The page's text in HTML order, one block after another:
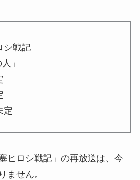
シ戦記
」
定
ヒロシ戦記」の再放送は、今
ません。